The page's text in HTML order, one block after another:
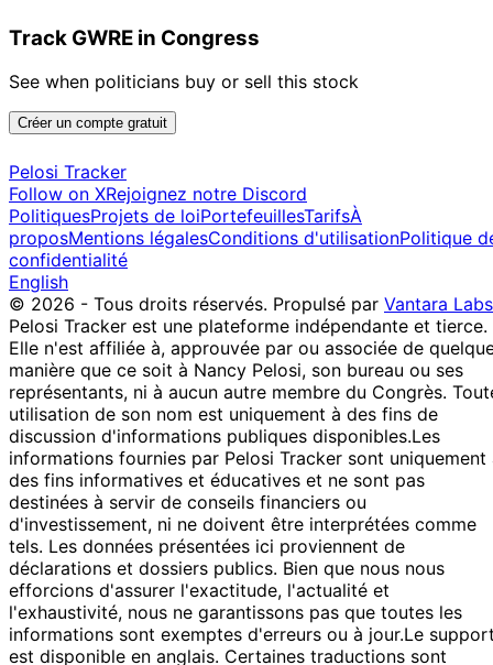
Track GWRE in Congress
See when politicians buy or sell this stock
Créer un compte gratuit
Pelosi Tracker
Follow on XRejoignez notre Discord
PolitiquesProjets de loiPortefeuillesTarifsÀ
proposMentions légalesConditions d'utilisationPolitique
confidentialité
English
© 2026 - Tous droits réservés. Propulsé par Vantara Labs
Pelosi Tracker est une plateforme indépendante et tierce.
Elle n'est affiliée à, approuvée par ou associée de
manière que ce soit à Nancy Pelosi, son bureau ou ses
représentants, ni à aucun autre membre du Congrès.
utilisation de son nom est uniquement à des fins de
discussion d'informations publiques disponibles.Les
informations fournies par Pelosi Tracker sont uniquement
des fins informatives et éducatives et ne sont pas
destinées à servir de conseils financiers ou
d'investissement, ni ne doivent être interprétées comme
tels. Les données présentées ici proviennent de
déclarations et dossiers publics. Bien que nous nous
efforcions d'assurer l'exactitude, l'actualité et
l'exhaustivité, nous ne garantissons pas que toutes les
informations sont exemptes d'erreurs ou à jour.Le
est disponible en anglais. Certaines traductions sont